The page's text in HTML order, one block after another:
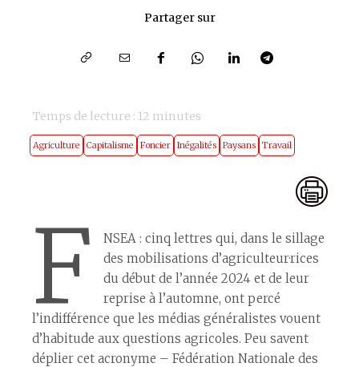
Partager sur
Temps de lecture : 12 minutes
Agriculture Capitalisme Foncier Inégalités Paysans Travail
F
NSEA : cinq lettres qui, dans le sillage
des mobilisations d’agriculteur·rices
du début de l’année 2024 et de leur
reprise à l’automne, ont percé
l’indifférence que les médias généralistes vouent
d’habitude aux questions agricoles. Peu savent
déplier cet acronyme – Fédération Nationale des